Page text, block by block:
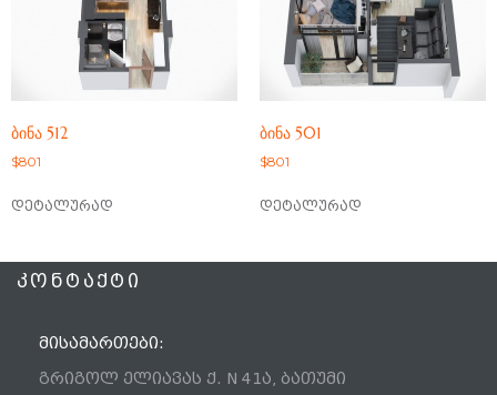
ᲑᲘᲜᲐ 512
$801
დეტალურად
ᲑᲘᲜᲐ 501
$801
დეტალურად
ᲙᲝᲜᲢᲐᲥᲢᲘ
ᲛᲘᲡᲐᲛᲐᲠᲗᲔᲑᲘ:
გრიგოლ ელიავას ქ. N 41ა, ბათუმი